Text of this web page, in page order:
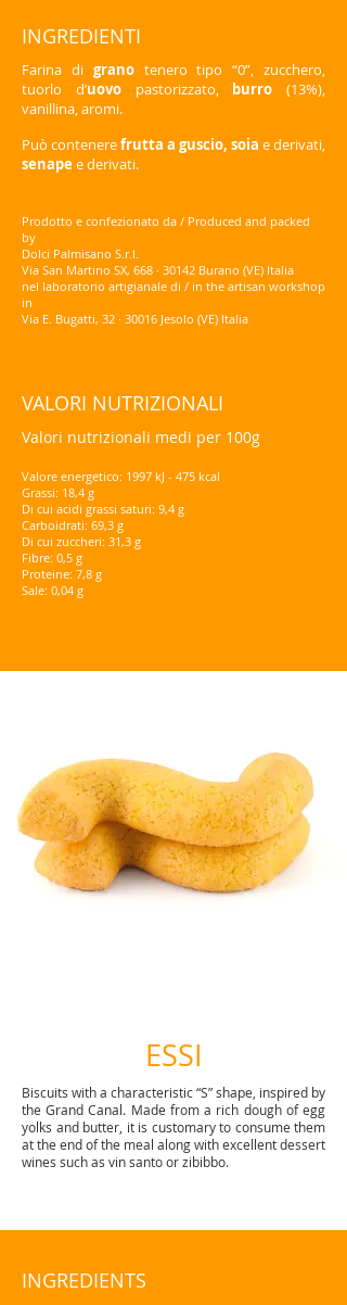
INGREDIENTI
Farina di granotenero tipo “0”, zucchero,
tuorlo d’uovopastorizzato, burro (13%),
vanillina, aromi.
Può contenerefrutta a guscio, soia e derivati,
senapee derivati.
Prodotto e confezionato da / Produced and packed
by
Dolci Palmisano S.r.l.
Via San Martino SX, 668 · 30142 Burano (VE) Italia
nel laboratorio artigianale di / in the artisan workshop
in
Via E. Bugatti, 32 · 30016 Jesolo (VE) Italia
VALORI NUTRIZIONALI
Valori nutrizionali medi per 100g
Valore energetico: 1997 kJ - 475 kcal
Grassi: 18,4 g
Di cui acidi grassi saturi: 9,4 g
Carboidrati: 69,3 g
Di cui zuccheri: 31,3 g
Fibre: 0,5 g
Proteine: 7,8 g
Sale: 0,04 g
ESSI
Biscuits with a characteristic “S” shape, inspired by
the Grand Canal. Made from a rich dough of egg
yolks and butter, it is customary to consume them
at the end of the meal along with excellent dessert
wines such as vin santo or zibibbo.
INGREDIENTS